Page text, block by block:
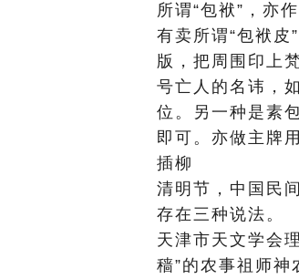
所谓“包袱”，亦
有卖所谓“包袱皮
版，把周围印上
号亡人的名讳，
位。另一种是素
即可。亦做主牌
插柳
清明节，中国民
存在三种说法。
天津市天文学会
穑”的农事祖师